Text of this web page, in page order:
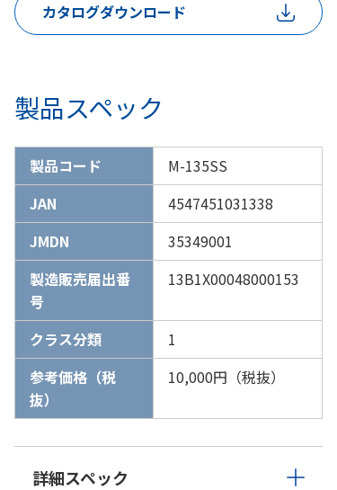
カタログダウンロード
製品スペック
製品コード
M-135SS
JAN
4547451031338
JMDN
35349001
製造販売届出番
号
13B1X00048000153
クラス分類
1
参考価格（税
抜）
10,000円（税抜）
詳細スペック